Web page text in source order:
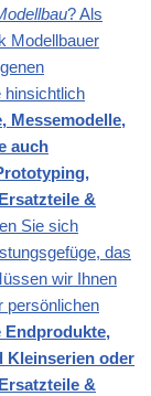
? Als
Modellbauer
hinsichtlich
Messemodelle,
auch
&
Sie sich
das
wir Ihnen
persönlichen
Endprodukte,
Kleinserien oder
&